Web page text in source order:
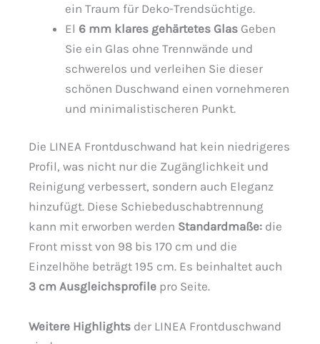
ein Traum für Deko-Trendsüchtige.
El 6 mm klares gehärtetes Glas Geben
Sie ein Glas ohne Trennwände und
schwerelos und verleihen Sie dieser
schönen Duschwand einen vornehmeren
und minimalistischeren Punkt.
Die LINEA Frontduschwand hat kein niedrigeres
Profil, was nicht nur die Zugänglichkeit und
Reinigung verbessert, sondern auch Eleganz
hinzufügt. Diese Schiebeduschabtrennung
kann mit erworben werden Standardmaße: die
Front misst von 98 bis 170 cm und die
Einzelhöhe beträgt 195 cm. Es beinhaltet auch
3 cm Ausgleichsprofile pro Seite.
Weitere Highlights der LINEA Frontduschwand